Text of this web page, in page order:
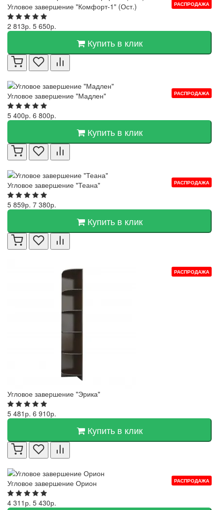
РАСПРОДАЖА
Угловое завершение "Комфорт-1" (Ост.)
2 813р. 5 650р.
Купить в клик
РАСПРОДАЖА
Угловое завершение "Мадлен"
5 400р. 6 800р.
Купить в клик
РАСПРОДАЖА
Угловое завершение "Теана"
5 859р. 7 380р.
Купить в клик
РАСПРОДАЖА
Угловое завершение "Эрика"
5 481р. 6 910р.
Купить в клик
РАСПРОДАЖА
Угловое завершение Орион
4 311р. 5 430р.